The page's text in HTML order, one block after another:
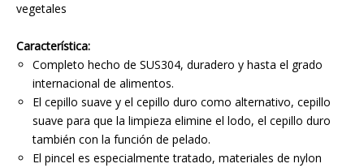
vegetales
Característica:
Completo hecho de SUS304, duradero y hasta el grado
internacional de alimentos.
El cepillo suave y el cepillo duro como alternativo, cepillo
suave para que la limpieza elimine el lodo, el cepillo duro
también con la función de pelado.
El pincel es especialmente tratado, materiales de nylon